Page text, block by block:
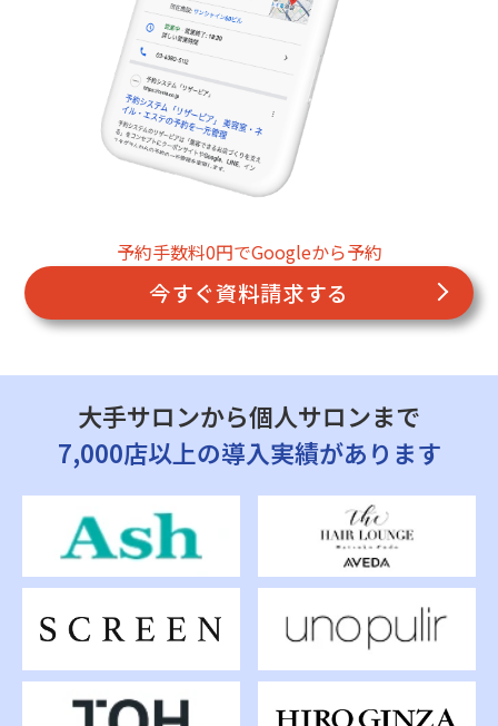
予約手数料0円でGoogleから予約
今すぐ資料請求する
大手サロンから個人サロンまで
7,000店以上の導入実績があります